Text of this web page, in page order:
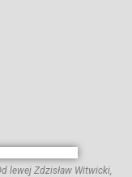
lewej Zdzisław Witwicki,